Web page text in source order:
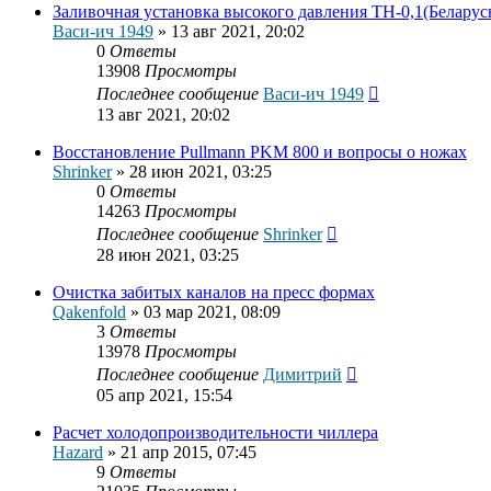
Заливочная установка высокого давления ТН-
Васи-ич 1949 » 13 авг 2021, 20:02
0 Ответы
13908 Просмотры
Последнее сообщение Васи-ич 1949
13 авг 2021, 20:02
Восстановление Pullmann PKM 800 и вопросы о ножах
Shrinker» 28 июн 2021, 03:25
0 Ответы
14263 Просмотры
Последнее сообщение Shrinker
28 июн 2021, 03:25
Очистка забитых каналов на пресс формах
Qakenfold » 03 мар 2021, 08:09
3 Ответы
13978 Просмотры
Последнее сообщение Димитрий
05 апр 2021, 15:54
Расчет холодопроизводительности чиллера
Hazard » 21 апр 2015, 07:45
9 Ответы